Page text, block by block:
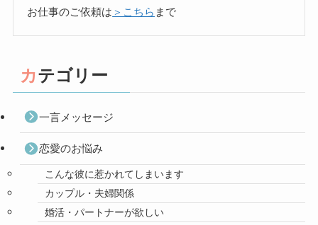
お仕事のご依頼は ＞こちら まで
カテゴリー
一言メッセージ
恋愛のお悩み
こんな彼に惹かれてしまいます
カップル・夫婦関係
婚活・パートナーが欲しい